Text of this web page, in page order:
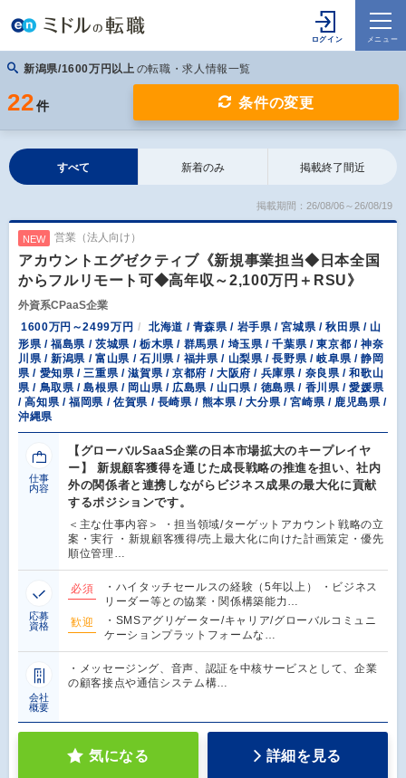
新潟県/1600万円以上 の転職・求人情報一覧
22 件 条件の変更
すべて 新着のみ 掲載終了間近
掲載期間：26/08/06～26/08/19
NEW 営業（法人向け）
アカウントエグゼクティブ《新規事業担当◆日本全国
からフルリモート可◆高年収～2,100万円＋RSU》
外資系CPaaS企業
1600万円～2499万円
北海道 / 青森県 / 岩手県 / 宮城県 / 秋田県 / 山
形県 / 福島県 / 茨城県 / 栃木県 / 群馬県 / 埼玉県 / 千葉県 / 東京都 / 神奈
川県 / 新潟県 / 富山県 / 石川県 / 福井県 / 山梨県 / 長野県 / 岐阜県 / 静岡
県 / 愛知県 / 三重県 / 滋賀県 / 京都府 / 大阪府 / 兵庫県 / 奈良県 / 和歌山
県 / 鳥取県 / 島根県 / 岡山県 / 広島県 / 山口県 / 徳島県 / 香川県 / 愛媛県
/ 高知県 / 福岡県 / 佐賀県 / 長崎県 / 熊本県 / 大分県 / 宮崎県 / 鹿児島県 /
沖縄県
仕事
内容
【グローバルSaaS企業の日本市場拡大のキープレイヤ
ー】 新規顧客獲得を通じた成長戦略の推進を担い、社内
外の関係者と連携しながらビジネス成果の最大化に貢献
するポジションです。
＜主な仕事内容＞ ・担当領域/ターゲットアカウント戦略の立
案・実行 ・新規顧客獲得/売上最大化に向けた計画策定・優先
順位管理…
応募
資格
必須
・ハイタッチセールスの経験（5年以上） ・ビジネス
リーダー等との協業・関係構築能力…
歓迎
・SMSアグリゲーター/キャリア/グローバルコミュニ
ケーションプラットフォームな…
会社
概要
・メッセージング、音声、認証を中核サービスとして、企業
の顧客接点や通信システム構…
気になる 詳細を見る